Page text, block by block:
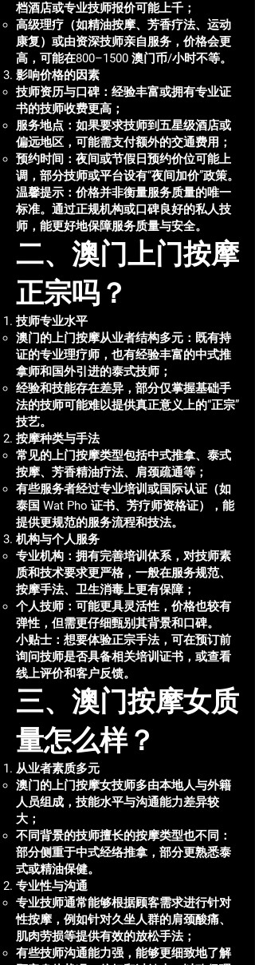
档酒店或专业技师报价可能上千；
高级理疗（如精油按摩、芳香疗法、运动
康复）或由资深技师亲自服务，价格会更
高，可能在800–1500 澳门币/小时不等。
影响价格的因素
技师资历与口碑：经验丰富或拥有专业证
书的技师收费更高；
服务地点：如果要求技师到五星级酒店或
偏远地区，可能需支付额外的交通费用；
预约时间：夜间或节假日预约价位可能上
调，部分技师或平台设有“夜间加价”政策。
温馨提示：价格并非衡量服务质量的唯一
标准。通过正规机构或口碑良好的私人技
师，能更好地保障服务质量与安全。
二、澳门上门按摩
正宗吗？
技师专业水平
澳门的上门按摩从业者结构多元：既有持
证的专业理疗师，也有经验丰富的中式推
拿师和国外引进的泰式技师；
经验和技能存在差异，部分仅掌握基础手
法的技师可能难以提供真正意义上的“正宗”
技艺。
按摩种类与手法
常见的上门按摩类型包括中式推拿、泰式
按摩、芳香精油疗法、肩颈疏通等；
有些服务者经过专业培训或国际认证（如
泰国 Wat Pho 证书、芳疗师资格证），能
提供更规范的服务流程和技法。
机构与个人服务
专业机构：拥有完善培训体系，对技师素
质和技术要求更严格，一般在服务规范、
按摩手法、卫生消毒上更有保障；
个人技师：可能更具灵活性，价格也较有
弹性，但需更仔细甄别其背景和口碑。
小贴士：想要体验正宗手法，可在预订前
询问技师是否具备相关培训证书，或查看
线上评价和客户反馈。
三、澳门按摩女质
量怎么样？
从业者素质多元
澳门的上门按摩女技师多由本地人与外籍
人员组成，技能水平与沟通能力差异较
大；
不同背景的技师擅长的按摩类型也不同：
部分侧重于中式经络推拿，部分更熟悉泰
式或精油保健。
专业性与沟通
专业技师通常能够根据顾客需求进行针对
性按摩，例如针对久坐人群的肩颈酸痛、
肌肉劳损等提供有效的放松手法；
有些技师沟通能力强，能够更细致地了解